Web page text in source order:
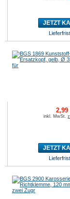
JETZT
2,99
inkl. MwSt.
JETZT